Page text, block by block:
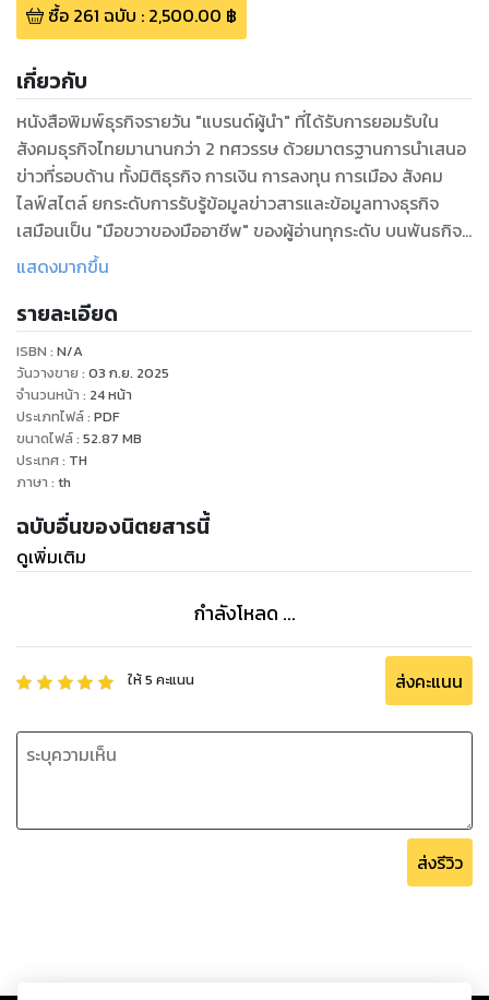
ซื้อ 261 ฉบับ : 2,500.00 ฿
เกี่ยวกับ
หนังสือพิมพ์ธุรกิจรายวัน "แบรนด์ผู้นำ" ที่ได้รับการยอมรับใน
สังคมธุรกิจไทยมานานกว่า 2 ทศวรรษ ด้วยมาตรฐานการนำเสนอ
ข่าวที่รอบด้าน ทั้งมิติธุรกิจ การเงิน การลงทุน การเมือง สังคม
ไลฟ์สไตล์ ยกระดับการรับรู้ข้อมูลข่าวสารและข้อมูลทางธุรกิจ
เสมือนเป็น "มือขวาของมืออาชีพ" ของผู้อ่านทุกระดับ บนพันธกิจ
เพื่อสร้างคลังข้อมูลความรู้ที่ถูกต้อง แม่นยำให้ผู้อ่านใช้เป็นเครื่อง
แสดงมากขึ้น
รายละเอียด
ISBN : N/A
วันวางขาย : 03 ก.ย. 2025
จำนวนหน้า : 24หน้า
ประเภทไฟล์: PDF
ขนาดไฟล์: 52.87 MB
ประเทศ: TH
ภาษา : th
ฉบับอื่นของนิตยสารนี้
ดูเพิ่มเติม
กำลังโหลด ...
ให้5 คะแนน ส่งคะแนน
ส่งรีวิว